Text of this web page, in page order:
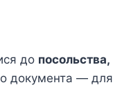
до посольства,
документа — для